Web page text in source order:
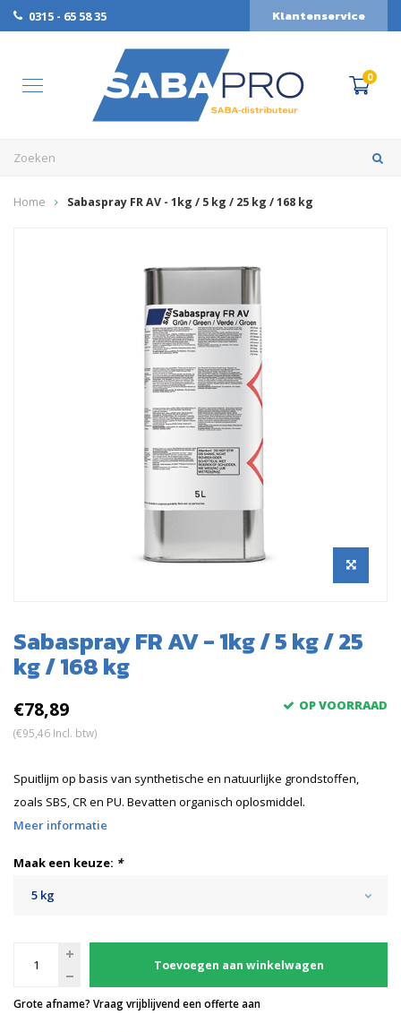
0315 - 65 58 35 Klantenservice
0
Home Sabaspray FR AV - 1kg / 5 kg / 25 kg / 168 kg
Sabaspray FR AV - 1kg / 5 kg / 25
kg / 168 kg
€78,89
(€95,46 Incl. btw)
OP VOORRAAD
Spuitlijm op basis van synthetische en natuurlijke grondstoffen,
zoals SBS, CR en PU. Bevatten organisch oplosmiddel.
Meer informatie
Maak een keuze: *
5 kg
Toevoegen aan winkelwagen
Grote afname? Vraag vrijblijvend een offerte aan